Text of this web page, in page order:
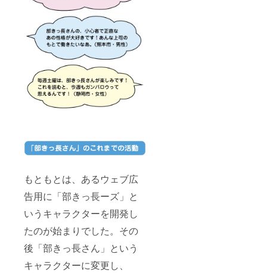
もともとは、あるウェブ広
告用に「部きっ長ーズ」と
いうキャラクターを開発し
たのが始まりでした。その
後「部きっ長さん」という
キャラクターに変更し、